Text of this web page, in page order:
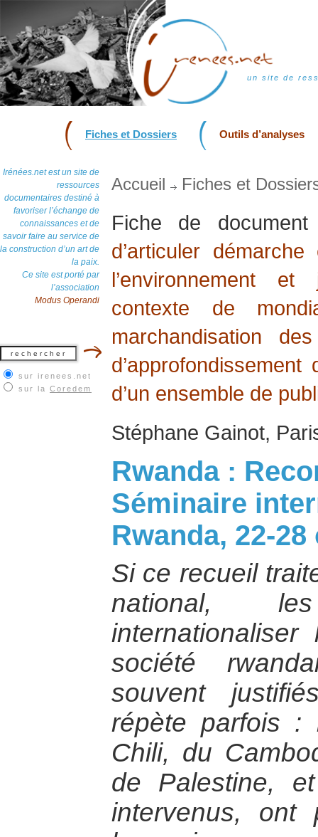
un site de
Fiches et Dossiers Outils d’analyses
Irénées.net est un site de
ressources
documentaires destiné à
favoriser l’échange de
connaissances et de
savoir faire au service de
la construction d’un art de
la paix.
Ce site est porté par
l’association
Modus Operandi
sur irenees.net
sur la Coredem
Accueil Fiches et
Fiche de
d’articuler
l’environnement
contexte de
marchandisation
d’un ensemble de
Stéphane Gainot,
Rwanda :
Séminaire
Rwanda, 22-
Si ce recueil
national,
société
souvent
répète parfois :
Chili, du
de Palestine,
intervenus, ont